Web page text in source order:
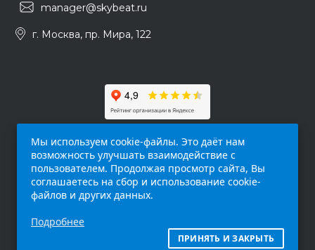
manager@skybeat.ru
г. Москва, пр. Мира, 122
интернет-сайт (
исключительно информационный характер и
Мы используем cookie-файлы. Это даёт нам
возможность улучшать взаимодействие с
пользователем. Продолжая просмотр сайта, Вы
соглашаетесь на сбор и использование cookie-
файлов и других данных.
Подробнее
ПРИНЯТЬ И ЗАКРЫТЬ